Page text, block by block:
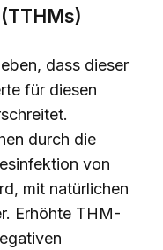
dass dieser
für diesen
durch die
von
mit natürlichen
Erhöhte THM-